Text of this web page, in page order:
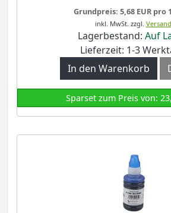
Grundpreis: 5,68 EUR pro
inkl. MwSt. zzgl. Versand
Lagerbestand: Auf
Lieferzeit: 1-3
In den Warenkorb
Sparset zum Preis von: